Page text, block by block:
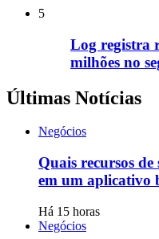
5
Log registra
milhões no
Últimas Notícias
Negócios
Quais recursos
em um aplicativo
Há 15 horas
Negócios